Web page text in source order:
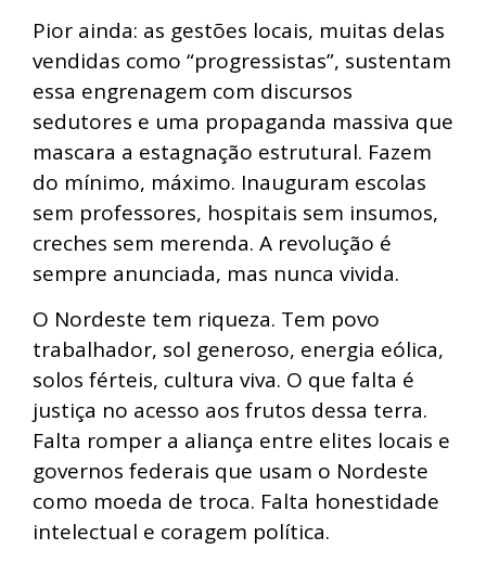
Pior ainda: as gestões locais, muitas delas
vendidas como “progressistas”, sustentam
essa engrenagem com discursos
sedutores e uma propaganda massiva que
mascara a estagnação estrutural. Fazem
do mínimo, máximo. Inauguram escolas
sem professores, hospitais sem insumos,
creches sem merenda. A revolução é
sempre anunciada, mas nunca vivida.
O Nordeste tem riqueza. Tem povo
trabalhador, sol generoso, energia eólica,
solos férteis, cultura viva. O que falta é
justiça no acesso aos frutos dessa terra.
Falta romper a aliança entre elites locais e
governos federais que usam o Nordeste
como moeda de troca. Falta honestidade
intelectual e coragem política.